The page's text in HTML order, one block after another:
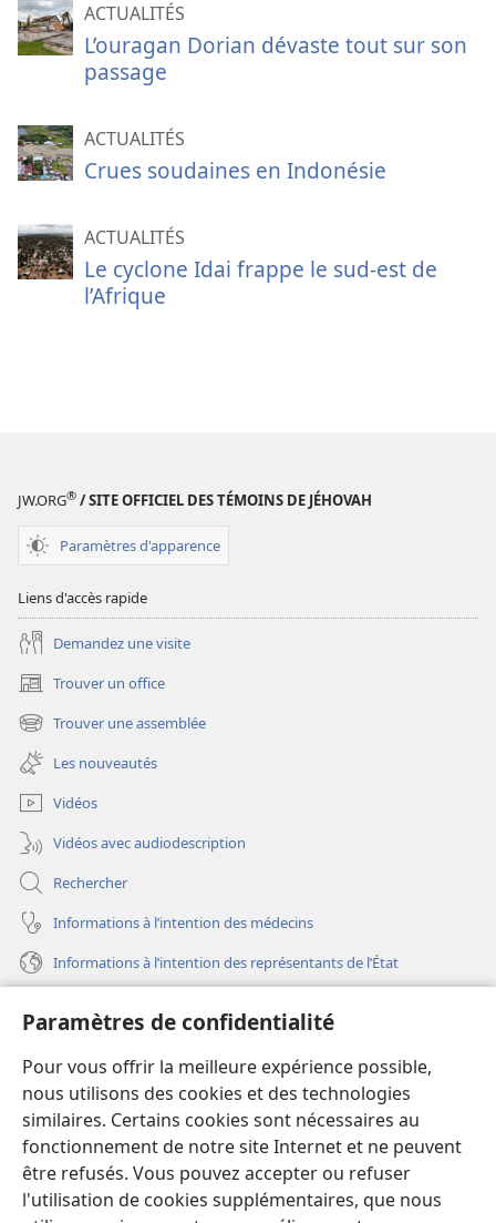
Paramètres de confidentialité
Pour vous offrir la meilleure expérience possible,
nous utilisons des cookies et des technologies
similaires. Certains cookies sont nécessaires au
fonctionnement de notre site Internet et ne peuvent
être refusés. Vous pouvez accepter ou refuser
l'utilisation de cookies supplémentaires, que nous
ACTUALITÉS
L’ouragan Dorian dévaste tout sur son
passage
ACTUALITÉS
Crues soudaines en Indonésie
ACTUALITÉS
Le cyclone Idai frappe le sud-est de
l’Afrique
JW.ORG® / SITE OFFICIEL DES TÉMOINS DE JÉHOVAH
Paramètres d'apparence
Liens d'accès rapide
Demandez une visite
Trouver un office
(ouvre
une
nouvelle
fenêtre)
Trouver une assemblée
(ouvre
une
nouvelle
fenêtre)
Les nouveautés
Vidéos
Vidéos avec audiodescription
Rechercher
Informations à l’intention des médecins
Informations à l’intention des représentants de l’État
(ouvre
une
nouvelle
fenêtre)
Bibliothèque en ligne
(ouvre
une
nouvelle
fenêtre)
JW Hub®
(ouvre
une